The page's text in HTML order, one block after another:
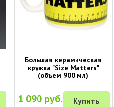
Большая керамическая
кружка "Size Matters"
(объем 900 мл)
1 090 руб. Купить